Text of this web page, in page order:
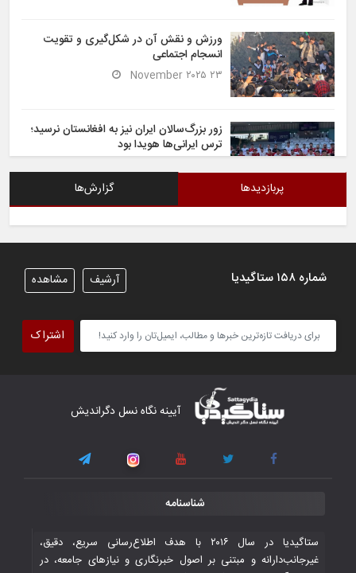
ورزش و نقش آن در شکل‌گیری و تقویت
انسجام اجتماعی
۲۳ November ۲۰۲۵
زور بزرگ‌سالان ایران نیز به افغانستان نرسید؛
ترس ایرانی‌ها هویدا بود
پیروزی قاطع در برابر تاجیکستان محکم
برداشت
کار دشوار تیم ملی فوتسال افغانستان در
گروه مرگ بازی‌های همبستگی کشورهای
اسلامی
تاریخی ایران
پربازدیدها گزارش‌ها
شماره ۱۵۸ ستاگیدیا مشاهده آرشیف
اشتراک
آیینه نگاه نسل دگراندیش
شناسنامه
ستاگیدیا در سال ۲۰۱۶ با هدف اطلاع‌رسانی سریع، دقیق،
غیرجانب‌دارانه و مبتنی بر اصول خبرنگاری و نیازهای جامعه، در